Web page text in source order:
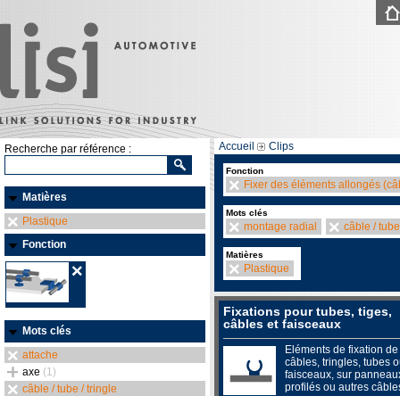
Recherche par référence :
Matières
Plastique
Fonction
Mots clés
attache
axe (1)
câble / tube / tringle
Accueil Clips
Fonction
Fixer des éléments allongés
Mots clés
montage radial câble /
Matières
Plastique
Fixations pour tubes, tiges,
câbles et faisceaux
Eléments de fixation de
câbles, tringles, tubes
faisceaux, sur
profilés ou autres